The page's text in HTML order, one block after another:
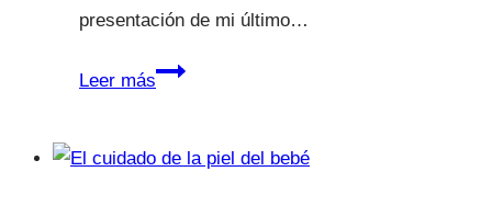
presentación de mi último…
Leer másEducar
empatía